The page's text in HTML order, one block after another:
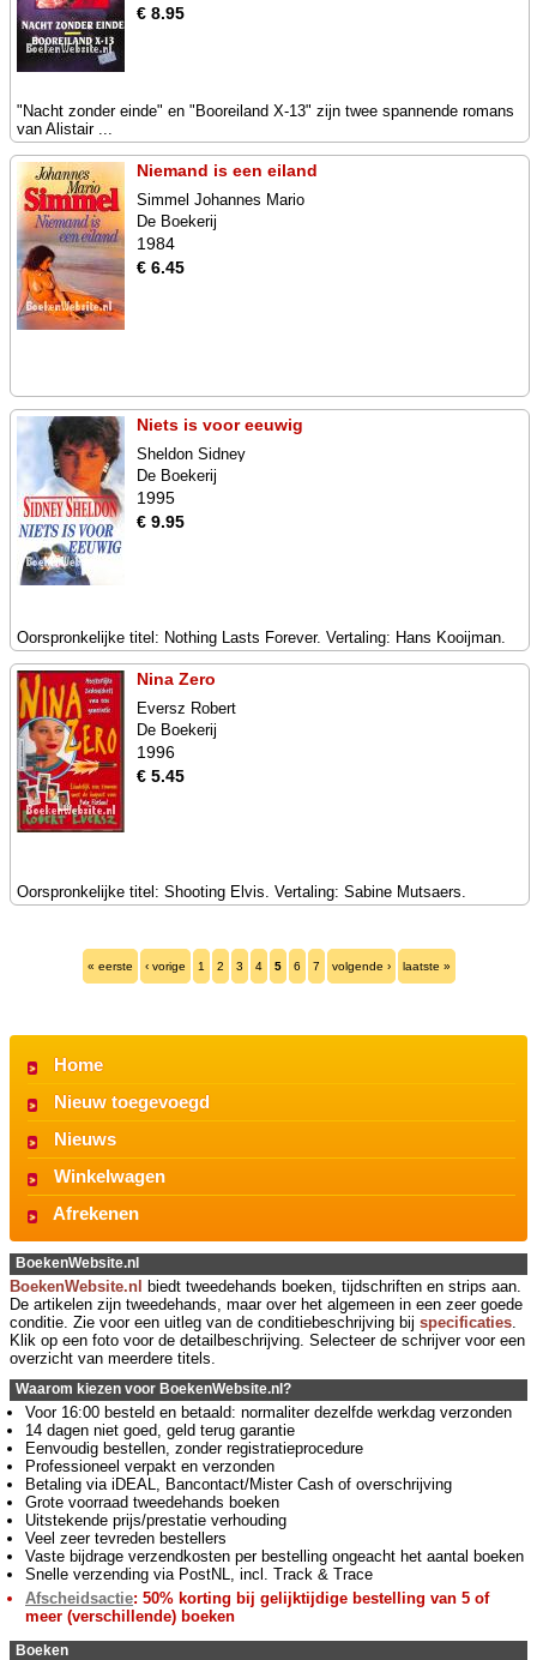
€ 8.95
"Nacht zonder einde" en "Booreiland X-13" zijn twee spannende romans
van Alistair ...
Niemand is een eiland
Simmel Johannes Mario
De Boekerij
1984
€ 6.45
Niets is voor eeuwig
Sheldon Sidney
De Boekerij
1995
€ 9.95
Oorspronkelijke titel: Nothing Lasts Forever. Vertaling: Hans Kooijman.
Nina Zero
Eversz Robert
De Boekerij
1996
€ 5.45
Oorspronkelijke titel: Shooting Elvis. Vertaling: Sabine Mutsaers.
« eerste ‹ vorige 1 2 3 4 5 6 7 volgende › laatste »
Home
Nieuw toegevoegd
Nieuws
Winkelwagen
Afrekenen
BoekenWebsite.nl
BoekenWebsite.nl biedt tweedehands boeken, tijdschriften en strips aan.
De artikelen zijn tweedehands, maar over het algemeen in een zeer goede
conditie. Zie voor een uitleg van de conditiebeschrijving bij specificaties
Klik op een foto voor de detailbeschrijving. Selecteer de schrijver voor een
overzicht van meerdere titels.
Waarom kiezen voor BoekenWebsite.nl?
Voor 16:00 besteld en betaald: normaliter dezelfde werkdag verzonden
14 dagen niet goed, geld terug garantie
Eenvoudig bestellen, zonder registratieprocedure
Professioneel verpakt en verzonden
Betaling via iDEAL, Bancontact/Mister Cash of overschrijving
Grote voorraad tweedehands boeken
Uitstekende prijs/prestatie verhouding
Veel zeer tevreden bestellers
Vaste bijdrage verzendkosten per bestelling ongeacht het aantal boeken
Snelle verzending via PostNL, incl. Track & Trace
Afscheidsactie: 50% korting bij gelijktijdige bestelling van 5 of
meer (verschillende) boeken
Boeken